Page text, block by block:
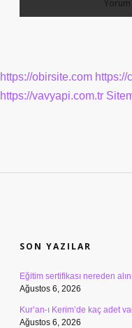
https://obirsite.com https://
https://vavyapi.com.tr
SON YAZILAR
Eğitim sertifikası nereden
Ağustos 6, 2026
Kur’an-ı Kerim’de kaç adet
Ağustos 6, 2026